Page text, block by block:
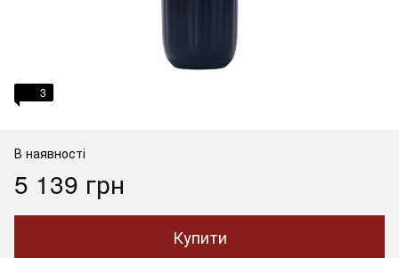
3
В наявності
5 139 грн
Купити